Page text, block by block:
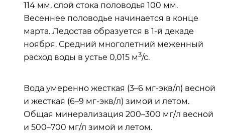
114 мм, слой стока половодья 100 мм.
Весеннее половодье начинается в конце
марта. Ледостав образуется в 1-й декаде
ноября. Средний многолетний меженный
расход воды в устье 0,015 м3/с.
Вода умеренно жесткая (3–6 мг-экв/л) весной
и жесткая (6–9 мг-экв/л) зимой и летом.
Общая минерализация 200–300 мг/л весной
и 500–700 мг/л зимой и летом.